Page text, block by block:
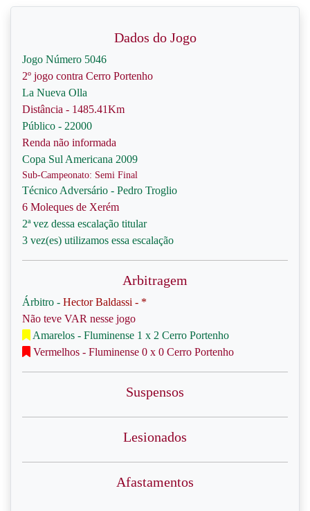
Dados do Jogo
Jogo Número 5046
2º jogo contra Cerro Portenho
La Nueva Olla
Distância - 1485.41Km
Público - 22000
Renda não informada
Copa Sul Americana 2009
Sub-Campeonato: Semi Final
Técnico Adversário - Pedro Troglio
6 Moleques de Xerém
2ª vez dessa escalação titular
3 vez(es) utilizamos essa escalação
Arbitragem
Árbitro - Hector Baldassi - *
Não teve VAR nesse jogo
Amarelos - Fluminense 1 x 2 Cerro Portenho
Vermelhos - Fluminense 0 x 0 Cerro Portenho
Suspensos
Lesionados
Afastamentos